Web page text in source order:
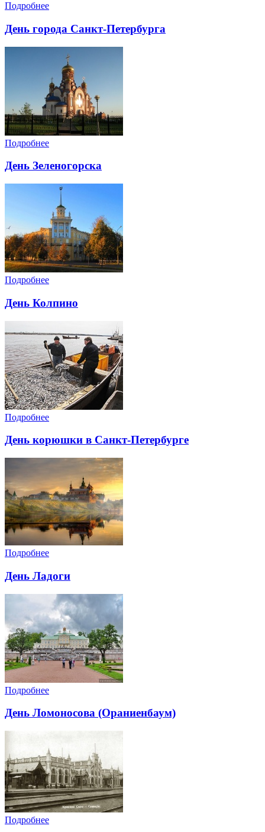
Подробнее
День города Санкт-Петербурга
Подробнее
День Зеленогорска
Подробнее
День Колпино
Подробнее
День корюшки в Санкт-Петербурге
Подробнее
День Ладоги
Подробнее
День Ломоносова (Ораниенбаум)
Подробнее